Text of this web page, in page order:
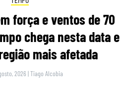
força e ventos de 70
chega nesta data e
mais afetada
2026 |Tiago Alcobia